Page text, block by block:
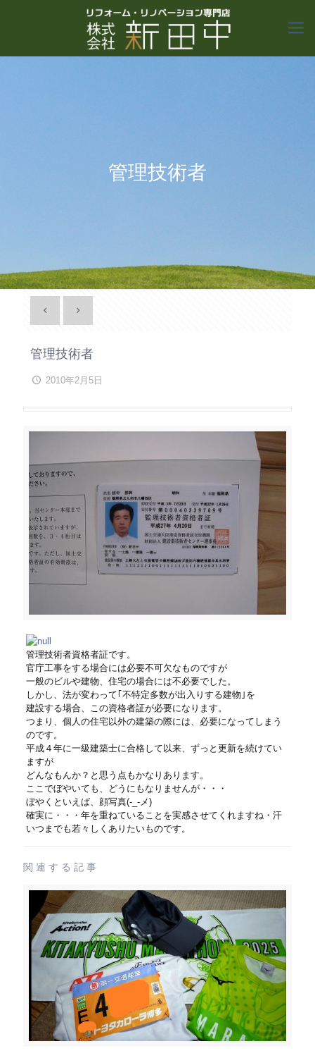
管理技術者
管理技術者
2010年2月5日
管理技術者資格者証です。
官庁工事をする場合には必要不可欠なものですが
一般のビルや建物、住宅の場合には不必要でした。
しかし、法が変わって｢不特定多数が出入りする建物｣を
建設する場合、この資格者証が必要になります。
つまり、個人の住宅以外の建築の際には、必要になってしまう
のです。
平成４年に一級建築士に合格して以来、ずっと更新を続けてい
ますが
どんなもんか？と思う点もかなりあります。
ここでぼやいても、どうにもなりませんが・・・
ぼやくといえば、顔写真(-_-メ)
確実に・・・年を重ねていることを実感させてくれますね・汗
いつまでも若々しくありたいものです。
関連する記事